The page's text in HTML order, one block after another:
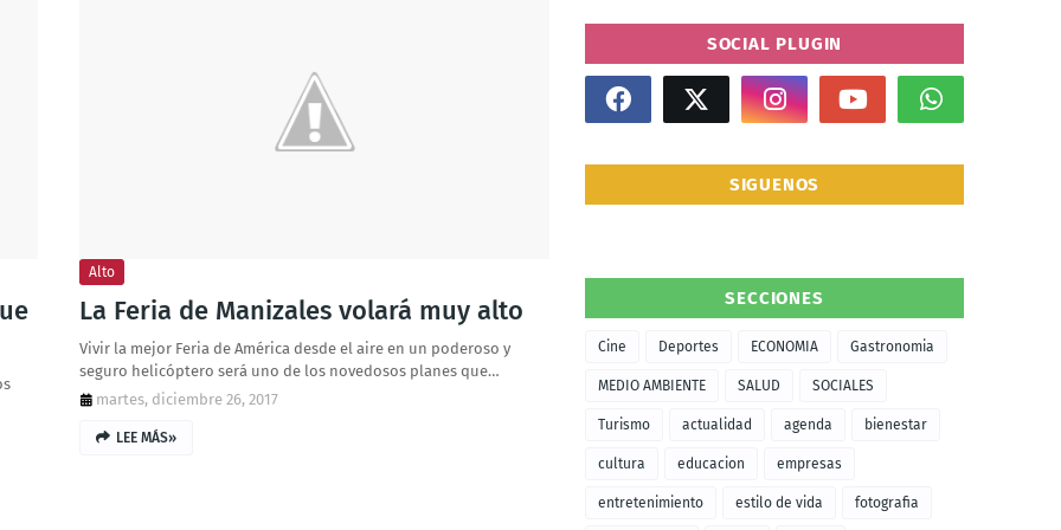
Alto
La Feria de Manizales volará muy alto
Vivir la mejor Feria de América desde el aire en un poderoso y
seguro helicóptero será uno de los novedosos planes que…
martes, diciembre 26, 2017
LEE MÁS»
SOCIAL PLUGIN
SIGUENOS
SECCIONES
Cine Deportes ECONOMIA Gastronomia
MEDIO AMBIENTE SALUD SOCIALES
Turismo actualidad agenda bienestar
cultura educacion empresas
entretenimiento estilo de vida fotografia